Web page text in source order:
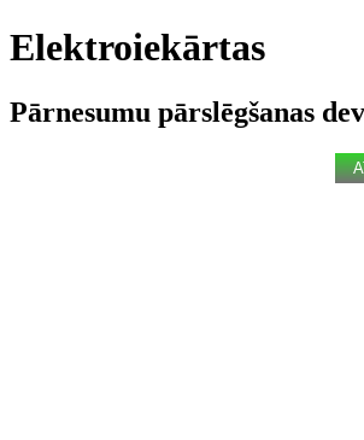
Elektroiekārtas
Pārnesumu pārslēgšanas